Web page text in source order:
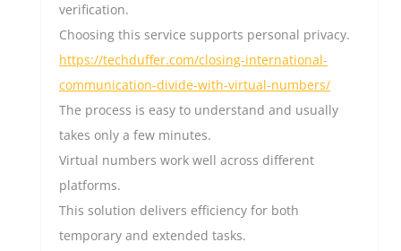
verification.
Choosing this service supports personal privacy.
https://techduffer.com/closing-international-
communication-divide-with-virtual-numbers/
The process is easy to understand and usually
takes only a few minutes.
Virtual numbers work well across different
platforms.
This solution delivers efficiency for both
temporary and extended tasks.